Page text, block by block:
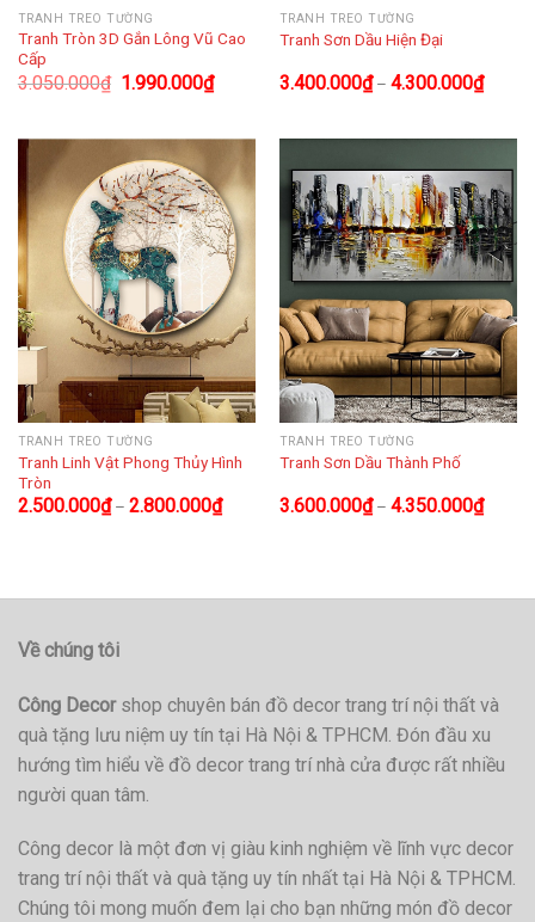
TRANH TREO TƯỜNG
Tranh Tròn 3D Gắn Lông Vũ Cao
Cấp
3.050.000₫ 1.990.000₫
TRANH TREO TƯỜNG
Tranh Sơn Dầu Hiện Đại
3.400.000₫– 4.300.000₫
TRANH TREO TƯỜNG
Tranh Linh Vật Phong Thủy Hình
Tròn
2.500.000₫– 2.800.000₫
TRANH TREO TƯỜNG
Tranh Sơn Dầu Thành Phố
3.600.000₫– 4.350.000₫
Về chúng tôi
Công Decorshop chuyên bán đồ decor trang trí nội thất và
quà tặng lưu niệm uy tín tại Hà Nội & TPHCM. Đón đầu xu
hướng tìm hiểu về đồ decor trang trí nhà cửa được rất nhiều
người quan tâm.
Công decor là một đơn vị giàu kinh nghiệm về lĩnh vực decor
trang trí nội thất và quà tặng uy tín nhất tại Hà Nội & TPHCM.
Chúng tôi mong muốn đem lại cho bạn những món đồ decor